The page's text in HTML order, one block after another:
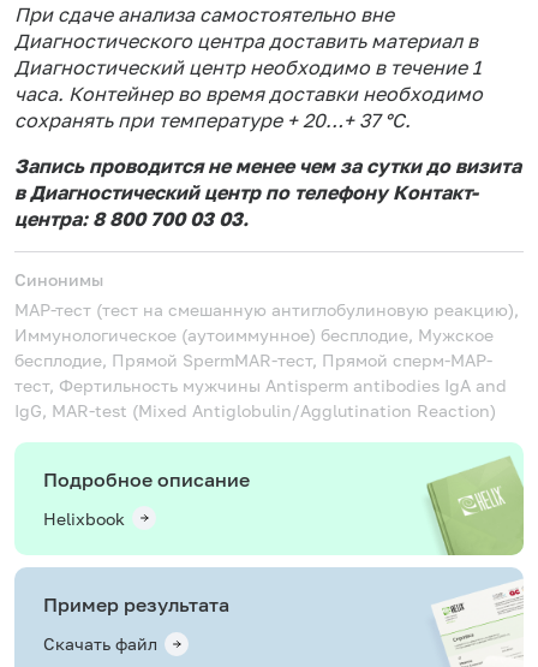
При сдаче анализа самостоятельно вне
Диагностического центра доставить материал в
Диагностический центр необходимо в течение 1
часа. Контейнер во время доставки необходимо
сохранять при температуре + 20…+ 37 °С.
Запись проводится не менее чем за сутки до визита
в Диагностический центр по телефону Контакт-
центра: 8 800 700 03 03.
Синонимы
MAР-тест (тест на смешанную антиглобулиновую реакцию),
Иммунологическое (аутоиммунное) бесплодие, Мужское
бесплодие, Прямой SpermMAR-тест, Прямой сперм-МАР-
тест, Фертильность мужчины Antisperm antibodies IgA and
IgG, MAR-test (Mixed Antiglobulin/Agglutination Reaction)
Подробное описание
Helixbook
Пример результата
Скачать файл